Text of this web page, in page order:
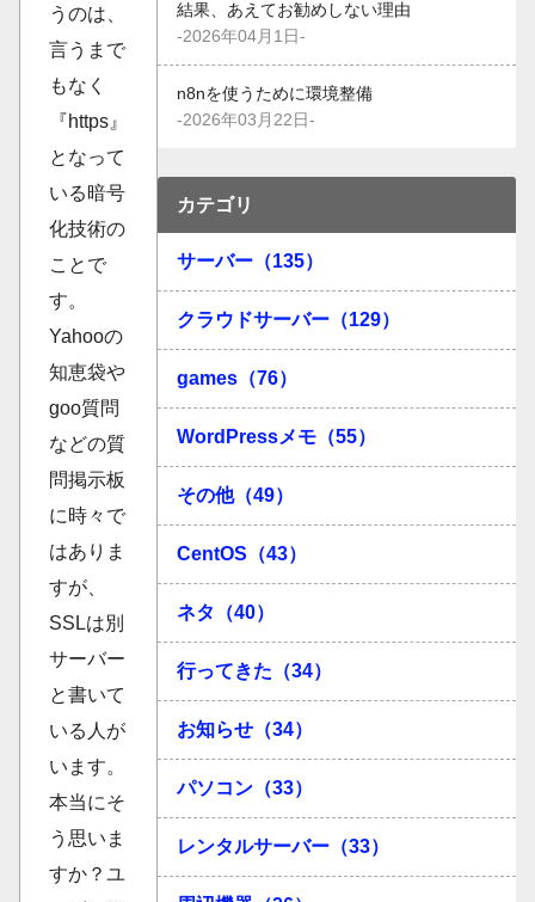
うのは、
言うまで
もなく
『https』
となって
いる暗号
化技術の
ことで
す。
Yahooの
知恵袋や
goo質問
などの質
問掲示板
に時々で
はありま
すが、
SSLは別
サーバー
と書いて
いる人が
います。
本当にそ
う思いま
すか？ユ
結果、あえてお勧めしない理由
-2026年04月1日-
n8nを使うために環境整備
-2026年03月22日-
カテゴリ
サーバー（135）
クラウドサーバー（129）
games（76）
WordPressメモ（55）
その他（49）
CentOS（43）
ネタ（40）
行ってきた（34）
お知らせ（34）
パソコン（33）
レンタルサーバー（33）